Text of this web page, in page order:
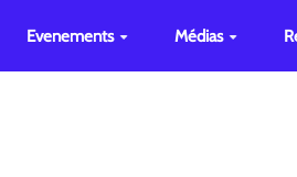
Evenements Médias